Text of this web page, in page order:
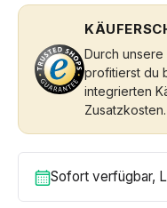
Durch
profitierst du
integrierten
Zusatzkosten.
Sofort verfügbar,